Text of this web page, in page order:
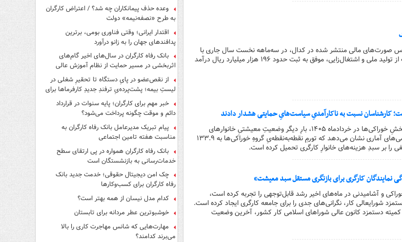
اساس صورت‌های مالی منتشر شده در کدال، در سه‌ماهه نخست سال جاری با
تمرکز بر عملیات اصلی بانکی و حمایت از تولید ملی و اشتغال‌زایی، موفق به ثبت حدود ۱۹۶ هزار میلیارد ریال درآمد
کارشناسان نسبت به ناکارآمدیِ سیاست‌هایِ حمایتی هشدار دادند
کارگر آنلاین؛ افزایشِ قابلِ‌توجهِ تورمِ بخشِ خوراکی‌ها در خردادماه ۱۴۰۵، بارِ دیگر وضعیتِ معیشتیِ خانوارهای
کارگری را به چالش کشیده است. بررسی‌های آماری نشان می‌دهد که تورمِ نقطه‌به‌نقطه‌یِ گروهِ خوراکی‌ها به ۱۳۳.۹
را بر سبدِ هزینه‌های خانوارِ کارگری تحمیل کرده است.
نمایندگان کارگری برای بازنگری مستقل سبد معیشت»
و آشامیدنی در ماه‌های اخیر رشد قابل‌توجهی را تجربه کرده است،
شورایعالی کار، نگرانی‌های جدی را برای جامعه کارگری ایجاد کرده است.
دستمزد کانون عالی شوراهای اسلامی کار کشور، آخرین وضعیت
وعده حذف پیمانکاران چه شد؟ / اعتراض کارگران
به طرح «نصفه‌نیمه» دولت
اقتدار ایرانی؛ وقتی فناوری بومی، برترین
پدافندهای جهان را به زانو درآورد
بانک رفاه کارگران در سال‌های اخیر گام‌های
اثربخشی در مسیر حمایت از نظام آموزش عالی
برداشته است
از نقص‌عضو در پایِ دستگاه تا تحقیرِ شغلی در
لیستِ بیمه؛ پشت‌پرده‌یِ ترفندِ جدیدِ کارفرماها برای
فرار از قانون چیست؟
خبر مهم برای کارگران؛ پایه سنوات در قرارداد
دائم و موقت چگونه پرداخت می‌شود؟
پیام تبریک مدیرعامل بانک رفاه کارگران به
مناسبت هفته تامین اجتماعی
بانک رفاه کارگران همواره در پی ارتقای سطح
خدمات‌رسانی به بازنشستگان است
چک امن دیجیتال حقوقی؛ خدمت جدید بانک
رفاه کارگران برای کسب‌وکارها
کدام مدل نیسان از همه بهتر است؟
خوشبوترین عطر مردانه برای تابستان
مهارت‌هایی که شانس مهاجرت کاری را بالا
می‌برند کدامند؟